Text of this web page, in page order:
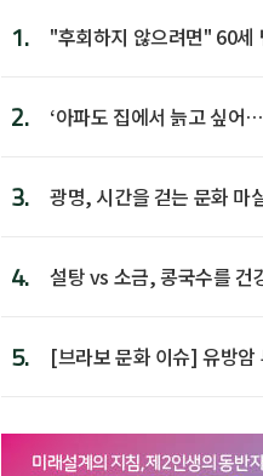
1.
"후회하지 않으려면" 60세
2.
‘아파도 집에서 늙고 싶어
3. 광명, 시간을 걷는 문화 마
4. 설탕 vs 소금, 콩국수를 건
5.
[브라보 문화 이슈] 유방암